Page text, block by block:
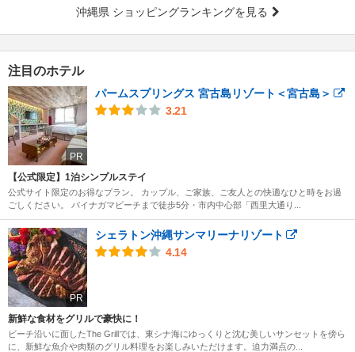
沖縄県 ショッピングランキングを見る
注目のホテル
PR
パームスプリングス 宮古島リゾート＜宮古島＞
3.21
【公式限定】1泊シンプルステイ
公式サイト限定のお得なプラン。 カップル、ご家族、ご友人との快適なひと時をお過
ごしください。 パイナガマビーチまで徒歩5分・市内中心部「西里大通り...
PR
シェラトン沖縄サンマリーナリゾート
4.14
新鮮な食材をグリルで豪快に！
ビーチ沿いに面したThe Grillでは、東シナ海にゆっくりと沈む美しいサンセットを傍ら
に、新鮮な魚介や肉類のグリル料理をお楽しみいただけます。迫力満点の...